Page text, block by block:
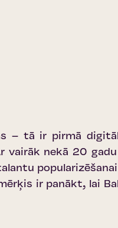
– tā ir pirmā
vairāk nekā 20
popularizēšanai
ir panākt, lai